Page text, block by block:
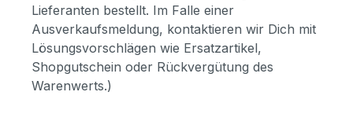
Lieferanten bestellt. Im Falle einer
Ausverkaufsmeldung, kontaktieren wir Dich mit
Lösungsvorschlägen wie Ersatzartikel,
Shopgutschein oder Rückvergütung des
Warenwerts.)